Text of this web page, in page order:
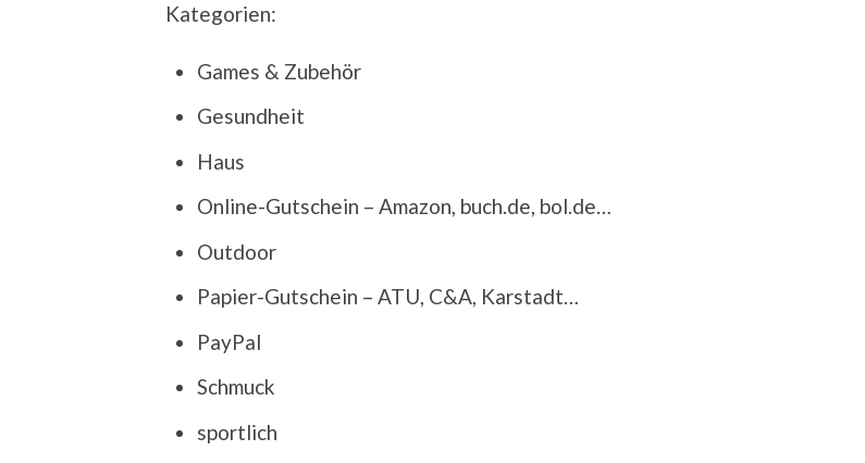
Kategorien:
Games & Zubehör
Gesundheit
Haus
Online-Gutschein – Amazon, buch.de, bol.de…
Outdoor
Papier-Gutschein – ATU, C&A, Karstadt…
PayPal
Schmuck
sportlich